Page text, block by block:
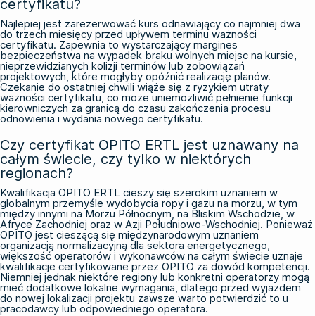
certyfikatu?
Najlepiej jest zarezerwować kurs odnawiający co najmniej dwa
do trzech miesięcy przed upływem terminu ważności
certyfikatu. Zapewnia to wystarczający margines
bezpieczeństwa na wypadek braku wolnych miejsc na kursie,
nieprzewidzianych kolizji terminów lub zobowiązań
projektowych, które mogłyby opóźnić realizację planów.
Czekanie do ostatniej chwili wiąże się z ryzykiem utraty
ważności certyfikatu, co może uniemożliwić pełnienie funkcji
kierowniczych za granicą do czasu zakończenia procesu
odnowienia i wydania nowego certyfikatu.
Czy certyfikat OPITO ERTL jest uznawany na
całym świecie, czy tylko w niektórych
regionach?
Kwalifikacja OPITO ERTL cieszy się szerokim uznaniem w
globalnym przemyśle wydobycia ropy i gazu na morzu, w tym
między innymi na Morzu Północnym, na Bliskim Wschodzie, w
Afryce Zachodniej oraz w Azji Południowo-Wschodniej. Ponieważ
OPITO jest cieszącą się międzynarodowym uznaniem
organizacją normalizacyjną dla sektora energetycznego,
większość operatorów i wykonawców na całym świecie uznaje
kwalifikacje certyfikowane przez OPITO za dowód kompetencji.
Niemniej jednak niektóre regiony lub konkretni operatorzy mogą
mieć dodatkowe lokalne wymagania, dlatego przed wyjazdem
do nowej lokalizacji projektu zawsze warto potwierdzić to u
pracodawcy lub odpowiedniego operatora.